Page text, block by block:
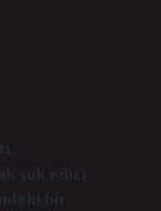
şok edici
bir